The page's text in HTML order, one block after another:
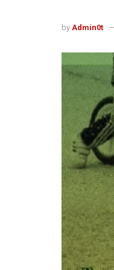
by Admin0t